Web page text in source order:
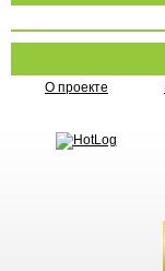
О проекте